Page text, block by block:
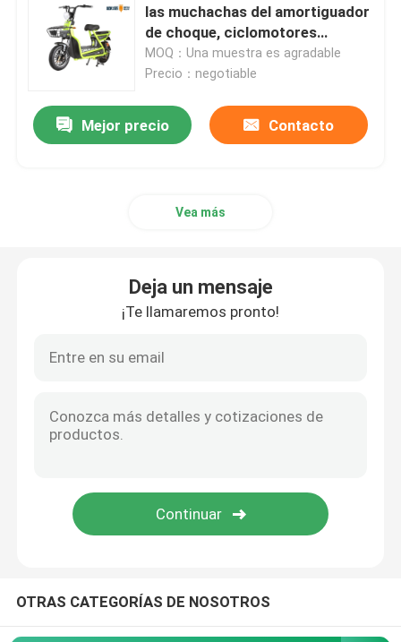
vespa del equilibrio eléctrico
Vespa eléctrica del pedal
Vespa eléctrica del EEC
Bicicleta eléctrica elegante
Mini Car eléctrico
las muchachas del amortiguador
de choque, ciclomotores
eléctricos y vespas 6 tubos
MOQ：Una muestra es agradable
Precio：negotiable
Mejor precio Contacto
Vea más
Deja un mensaje
¡Te llamaremos pronto!
OTRAS CATEGORÍAS DE NOSOTROS